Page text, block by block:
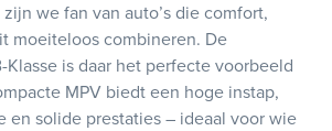
we fan van auto’s die comfort,
moeiteloos combineren. De
Klasse is daar het perfecte voorbeeld
MPV biedt een hoge instap,
en solide prestaties – ideaal voor wie